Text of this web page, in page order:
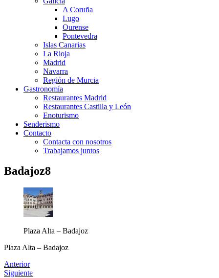
A Coruña
Lugo
Ourense
Pontevedra
Islas Canarias
La Rioja
Madrid
Navarra
Región de Murcia
Gastronomía
Restaurantes Madrid
Restaurantes Castilla y León
Enoturismo
Senderismo
Contacto
Contacta con nosotros
Trabajamos juntos
Badajoz8
Plaza Alta – Badajoz
Plaza Alta – Badajoz
Anterior
Siguiente